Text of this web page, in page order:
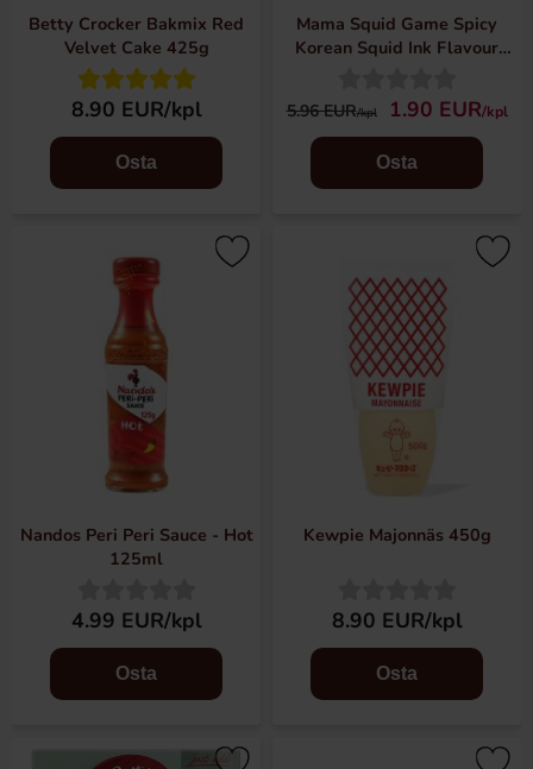
Betty Crocker Bakmix Red
Velvet Cake 425g
8.90 EUR/kpl
Osta
Mama Squid Game Spicy
Korean Squid Ink Flavour
5.96 EUR/kpl 1.90 EUR/kpl
Osta
Nandos Peri Peri Sauce - Hot
125ml
4.99 EUR/kpl
Osta
Kewpie Majonnäs 450g
8.90 EUR/kpl
Osta